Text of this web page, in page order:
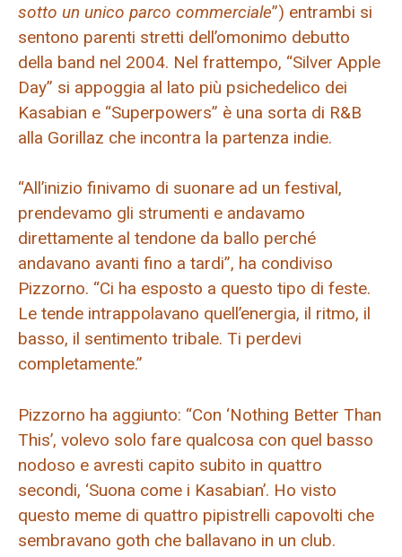
sotto un unico parco commerciale”) entrambi si
sentono parenti stretti dell’omonimo debutto
della band nel 2004. Nel frattempo, “Silver Apple
Day” si appoggia al lato più psichedelico dei
Kasabian e “Superpowers” è una sorta di R&B
alla Gorillaz che incontra la partenza indie.
“All’inizio finivamo di suonare ad un festival,
prendevamo gli strumenti e andavamo
direttamente al tendone da ballo perché
andavano avanti fino a tardi”, ha condiviso
Pizzorno. “Ci ha esposto a questo tipo di feste.
Le tende intrappolavano quell’energia, il ritmo, il
basso, il sentimento tribale. Ti perdevi
completamente.”
Pizzorno ha aggiunto: “Con ‘Nothing Better Than
This’, volevo solo fare qualcosa con quel basso
nodoso e avresti capito subito in quattro
secondi, ‘Suona come i Kasabian’. Ho visto
questo meme di quattro pipistrelli capovolti che
sembravano goth che ballavano in un club.